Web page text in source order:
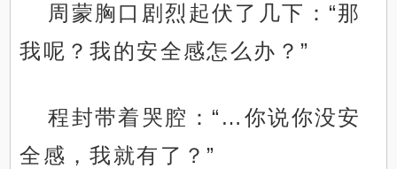
周蒙胸口剧烈起伏了几下：“那
我呢？我的安全感怎么办？”
程封带着哭腔：“…你说你没安
全感，我就有了？”